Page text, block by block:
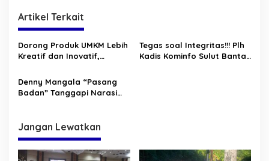
a
s
i
p
o
s
Artikel Terkait
Dorong Produk UMKM Lebih
Kreatif dan Inovatif,
Beberkan Strategi
Pemanfaatan Platform
Tegas soal Integritas!!! Plh
Kadis Kominfo Sulut Bantah
Denny Mangala “Pasang
Badan” Tanggapi Narasi
Gubernur YSK
Jangan Lewatkan